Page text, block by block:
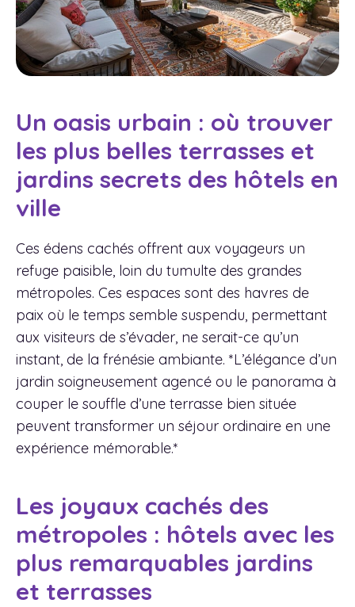
Un oasis urbain : où trouver
les plus belles terrasses et
jardins secrets des hôtels en
ville
Ces édens cachés offrent aux voyageurs un
refuge paisible, loin du tumulte des grandes
métropoles. Ces espaces sont des havres de
paix où le temps semble suspendu, permettant
aux visiteurs de s’évader, ne serait-ce qu’un
instant, de la frénésie ambiante. *L’élégance d’un
jardin soigneusement agencé ou le panorama à
couper le souffle d’une terrasse bien située
peuvent transformer un séjour ordinaire en une
expérience mémorable.*
Les joyaux cachés des
métropoles : hôtels avec les
plus remarquables jardins
et terrasses